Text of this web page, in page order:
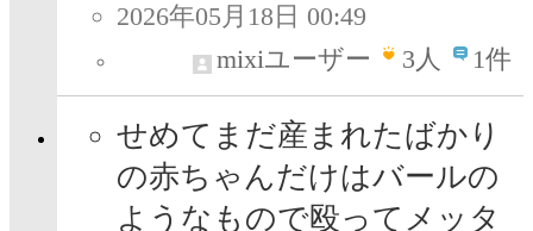
2026年05月18日 00:49
mixiユーザー
3人 1件
せめてまだ産まれたばかり
の赤ちゃんだけはバールの
ようなもので殴ってメッタ